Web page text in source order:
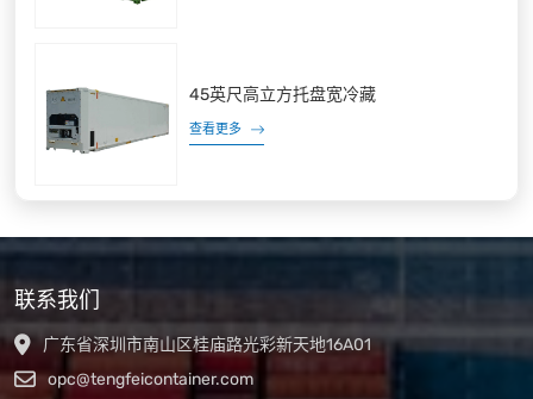
45英尺高立方托盘宽冷藏
查看更多
联系我们
广东省深圳市南山区桂庙路光彩新天地16A01
opc@tengfeicontainer.com